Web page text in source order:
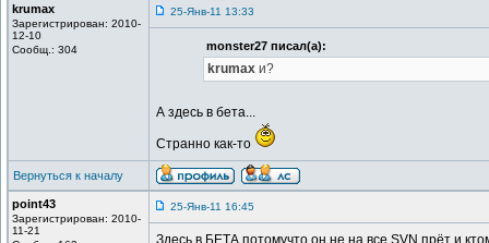
krumax
Зарегистрирован: 2010-
12-10
Сообщ.: 304
25-Янв-11 13:33
monster27 писал(а):
krumaxи?
А здесь в бета...
Странно как-то
Вернуться к началу
point43
Зарегистрирован: 2010-
11-21
25-Янв-11 16:45
Здесь в БЕТА потомучто он не на все SVN прёт и